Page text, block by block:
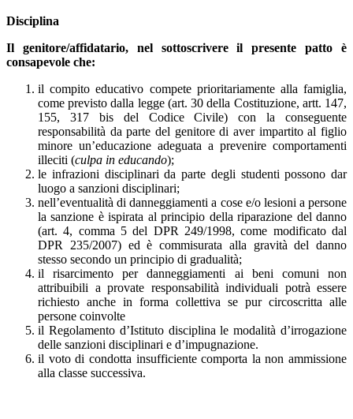
Disciplina
Il genitore/affidatario, nel sottoscrivere il presente patto è
consapevole che:
il compito educativo compete prioritariamente alla famiglia,
come previsto dalla legge (art. 30 della Costituzione, artt. 147,
155, 317 bis del Codice Civile) con la conseguente
responsabilità da parte del genitore di aver impartito al figlio
minore un’educazione adeguata a prevenire comportamenti
illeciti (culpa in educando);
le infrazioni disciplinari da parte degli studenti possono dar
luogo a sanzioni disciplinari;
nell’eventualità di danneggiamenti a cose e/o lesioni a persone
la sanzione è ispirata al principio della riparazione del danno
(art. 4, comma 5 del DPR 249/1998, come modificato dal
DPR 235/2007) ed è commisurata alla gravità del danno
stesso secondo un principio di gradualità;
il risarcimento per danneggiamenti ai beni comuni non
attribuibili a provate responsabilità individuali potrà essere
richiesto anche in forma collettiva se pur circoscritta alle
persone coinvolte
il Regolamento d’Istituto disciplina le modalità d’irrogazione
delle sanzioni disciplinari e d’impugnazione.
il voto di condotta insufficiente comporta la non ammissione
alla classe successiva.